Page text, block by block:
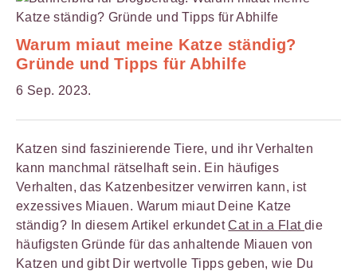
Warum miaut meine Katze ständig?
Gründe und Tipps für Abhilfe
6 Sep. 2023.
Katzen sind faszinierende Tiere, und ihr Verhalten
kann manchmal rätselhaft sein. Ein häufiges
Verhalten, das Katzenbesitzer verwirren kann, ist
exzessives Miauen. Warum miaut Deine Katze
ständig? In diesem Artikel erkundetCat in a Flatdie
häufigsten Gründe für das anhaltende Miauen von
Katzen und gibt Dir wertvolle Tipps geben, wie Du